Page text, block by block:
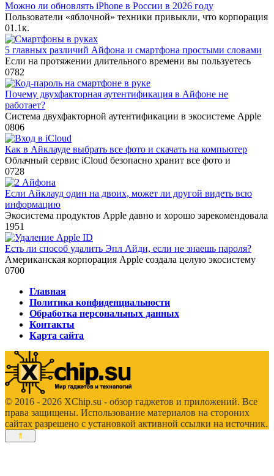
Можно ли обновлять iPhone в России в 2026 году
Пользователи «яблочной» техники привыкли, что корпорация
01.1к.
5 главных различий Айфона и смартфона простыми словами
Если на протяжении длительного времени вы пользуетесь
0782
Почему двухфакторная аутентификация в Айфоне не
работает?
Система двухфакторной аутентификации в экосистеме Apple
0806
Как в Айклауде выбрать все фото и скачать на компьютер
Облачный сервис iCloud безопасно хранит все фото и
0728
Если Айклауд один на двоих, может ли другой видеть всю
информацию
Экосистема продуктов Apple давно и хорошо зарекомендовала
1951
Есть ли способ удалить Эпл Айди, если не знаешь пароля?
Американская корпорация Apple создала целую экосистему
0700
Главная
Политика конфиденциальности
Обработка персональных данных
Контакты
Карта сайта
© 2016 - 2026 XChip.su - обзор гаджетов и приложений. Все
права защищены. Использование материалов на стороних
сайтах разрешено с установкой активной ссылки на источник.